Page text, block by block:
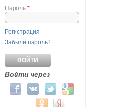
Пароль *
Регистрация
Забыли пароль?
Войти через
Login with Facebook
Login with ВКонтакте
Login with Twitter
Login with Google
Login with Mail.ru
Login with Одноклассники
Login with Яндекс